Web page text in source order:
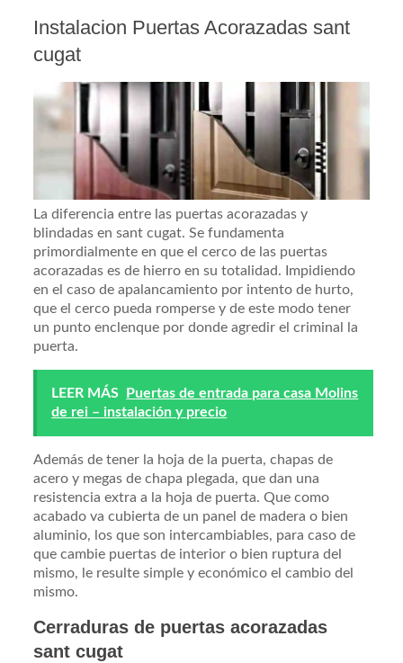
Instalacion Puertas Acorazadas sant
cugat
La diferencia entre las puertas acorazadas y
blindadas en sant cugat. Se fundamenta
primordialmente en que el cerco de las puertas
acorazadas es de hierro en su totalidad. Impidiendo
en el caso de apalancamiento por intento de hurto,
que el cerco pueda romperse y de este modo tener
un punto enclenque por donde agredir el criminal la
puerta.
LEER MÁS
Puertas de entrada para casa Molins
de rei – instalación y precio
Además de tener la hoja de la puerta, chapas de
acero y megas de chapa plegada, que dan una
resistencia extra a la hoja de puerta. Que como
acabado va cubierta de un panel de madera o bien
aluminio, los que son intercambiables, para caso de
que cambie puertas de interior o bien ruptura del
mismo, le resulte simple y económico el cambio del
mismo.
Cerraduras de puertas acorazadas
sant cugat